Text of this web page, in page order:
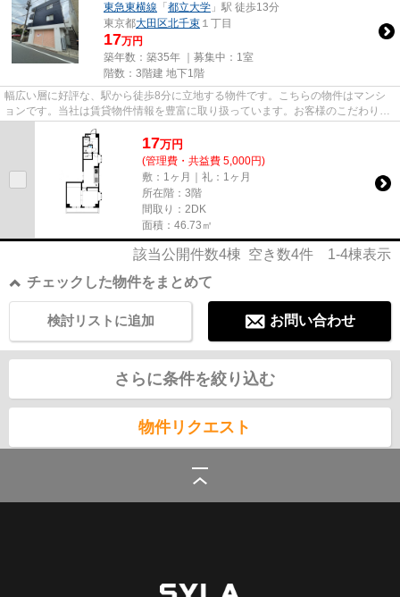
東急東横線 「 都立大学 」駅 徒歩13分
東京都大田区北千束 １丁目
17万円
築年数：築35年 ｜募集中： 1室
階数：3階建 地下1階
幅広い層に好評な、駅から徒歩8分に立地する物件です。こちらの物件はマンシ
ョンです。当社は賃貸物件情報を豊富に取り扱っています。お客様のこだわりに
合わせた物件をご紹介させてい...
17万円
(管理費・共益費 5,000円)
敷：1ヶ月｜礼：1ヶ月
所在階：3階
間取り：2DK
面積：46.73㎡
該当公開件数4棟 空き数4件 1-4棟表示
チェックした物件をまとめて
お問い合わせ
検討リストに追加
さらに条件を絞り込む
物件リクエスト
東急電鉄東急東横線の賃貸